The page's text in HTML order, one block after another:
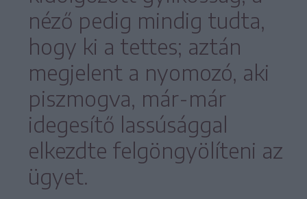
néző pedig mindig tudta,
hogy ki a tettes; aztán
megjelent a nyomozó, aki
piszmogva, már-már
idegesítő lassúsággal
elkezdte felgöngyölíteni az
ügyet.